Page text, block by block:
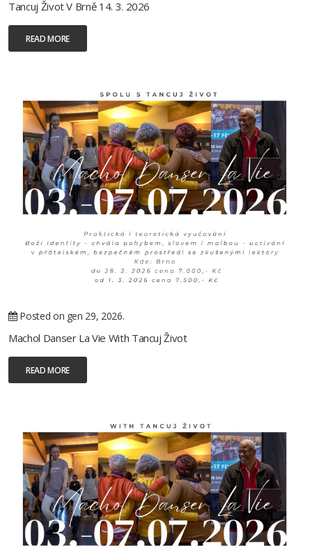
Tancuj Život V Brně 14. 3. 2026
READ MORE
Posted on gen 29, 2026.
Machol Danser La Vie With Tancuj Život
READ MORE